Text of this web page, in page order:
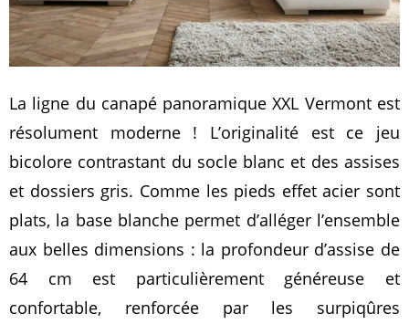
La ligne du canapé panoramique XXL Vermont est
résolument moderne ! L’originalité est ce jeu
bicolore contrastant du socle blanc et des assises
et dossiers gris. Comme les pieds effet acier sont
plats, la base blanche permet d’alléger l’ensemble
aux belles dimensions : la profondeur d’assise de
64 cm est particulièrement généreuse et
confortable, renforcée par les surpiqûres